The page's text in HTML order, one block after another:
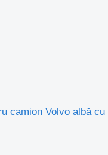
camion Volvo albă cu